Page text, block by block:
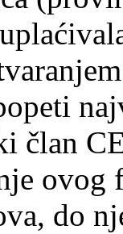
član
ovog
do